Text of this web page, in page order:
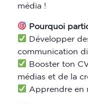
média !
Pourquoi
Développer
communication
Booster ton
médias et de la
Apprendre en